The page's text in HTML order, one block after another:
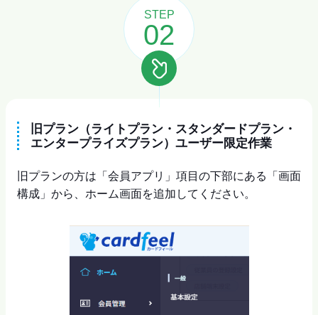
STEP
02
旧プラン（ライトプラン・スタンダードプラン・
エンタープライズプラン）ユーザー限定作業
旧プランの方は「会員アプリ」項目の下部にある「画面
構成」から、ホーム画面を追加してください。